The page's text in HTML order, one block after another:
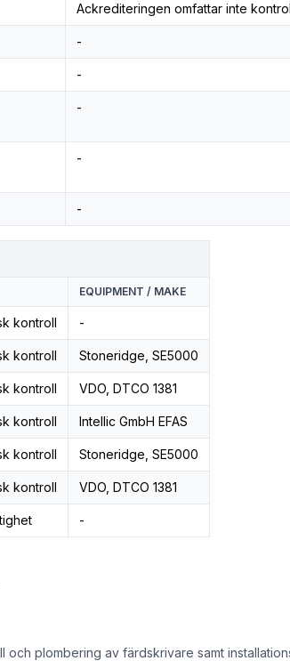
Ackrediteringen omfattar inte
-
-
-
-
-
EQUIPMENT / MAKE
kontroll -
kontroll Stoneridge, SE5000
kontroll VDO, DTCO 1381
kontroll Intellic GmbH EFAS
kontroll Stoneridge, SE5000
kontroll VDO, DTCO 1381
-
plombering av färdskrivare samt